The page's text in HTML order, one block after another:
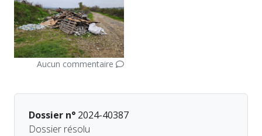
Aucun commentaire
Dossier n° 2024-40387
Dossier résolu